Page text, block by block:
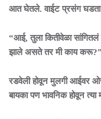
आत घेतले. वाईट प्रसंग घडता
“आई, तुला कितीवेळा
झाले असते तर मी काय करू?”
रडवेली होवून मुलगी आईवर
बायका पण भावनिक होवून